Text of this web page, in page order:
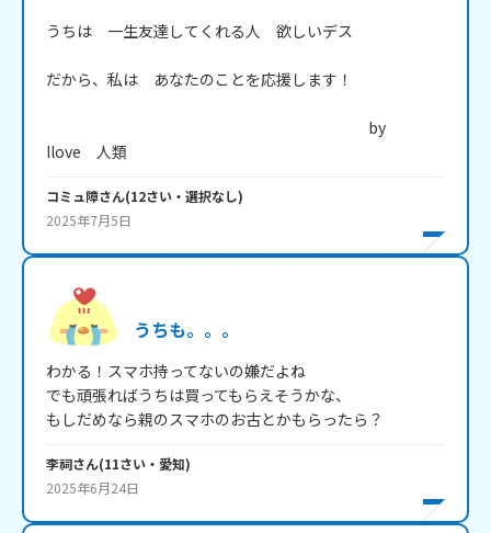
うちは　一生友達してくれる人　欲しいデス
だから、私は　あなたのことを応援します！
by
Ilove　人類
コミュ障さん(12さい・ 選択なし)
2025年7月5日
うちも。。。
わかる！スマホ持ってないの嫌だよね
でも頑張ればうちは買ってもらえそうかな、
もしだめなら親のスマホのお古とかもらったら？
李祠さん(11さい・ 愛知)
2025年6月24日